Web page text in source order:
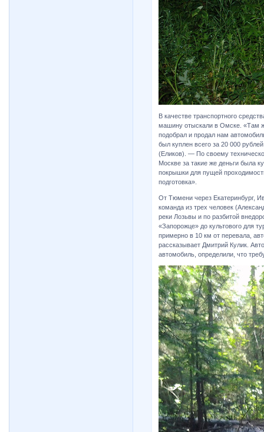
В качестве транспортного
машину отыскали в Омске. «Там
подобрал и продал нам
был куплен всего за 20 000
(Еликов). — По своему
Москве за такие же деньги была
покрышки для пущей
подготовка».
От Тюмени через Екатеринбург,
команда из трех человек
реки Лозьвы и по разбитой
«Запорожце» до культового для
примерно в 10 км от перевала,
рассказывает Дмитрий Кулик.
автомобиль, определили, что